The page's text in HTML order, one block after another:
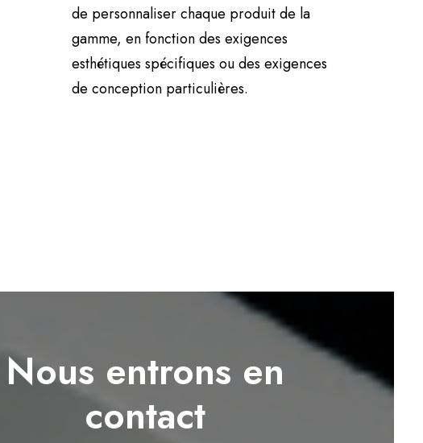
de personnaliser chaque produit de la
gamme, en fonction des exigences
esthétiques spécifiques ou des exigences
de conception particulières.
Nous entrons en
contact